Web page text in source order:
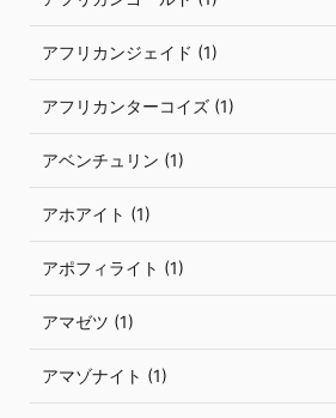
アフリカンジェイド (1)
アフリカンターコイズ (1)
アベンチュリン (1)
アホアイト (1)
アポフィライト (1)
アマゼツ (1)
アマゾナイト (1)